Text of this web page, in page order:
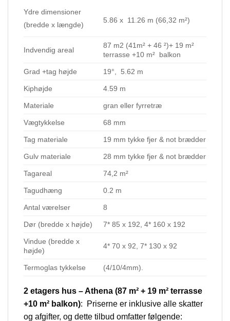
Ydre dimensioner
(bredde x længde)
5.86 x 11.26 m (66,32 m²)
Indvendig areal
87 m2 (41m² + 46 ²)+ 19 m²
terrasse +10 m² balkon
Grad +tag højde 19°, 5.62 m
Kiphøjde 4.59 m
Materiale gran eller fyrretræ
Vægtykkelse 68 mm
Tag materiale 19 mm tykke fjer & not brædder
Gulv materiale 28 mm tykke fjer & not brædder
Tagareal 74,2 m²
Tagudhæng 0.2 m
Antal værelser 8
Dør (bredde x højde) 7* 85 x 192, 4* 160 x 192
Vindue (bredde x
højde)
4* 70 x 92, 7* 130 x 92
Termoglas tykkelse (4/10/4mm).
2 etagers hus – Athena (87 m² + 19 m² terrasse
+10 m² balkon): Priserne er inklusive alle skatter
og afgifter, og dette tilbud omfatter følgende: